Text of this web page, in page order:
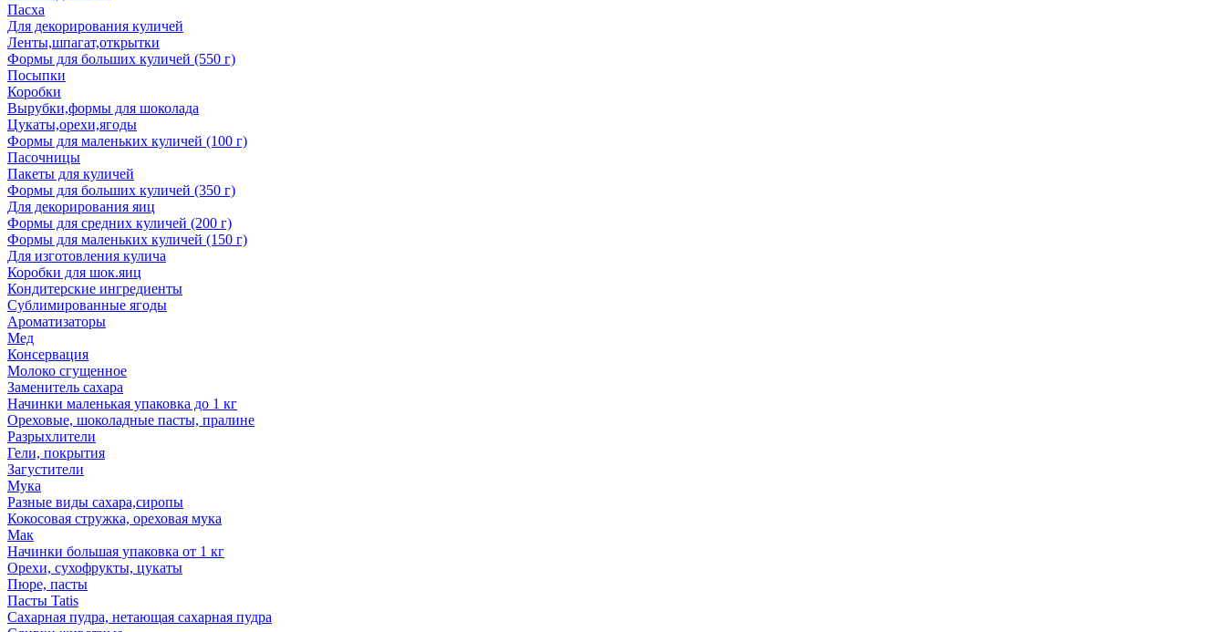
Пасха
Для декорирования куличей
Ленты,шпагат,открытки
Формы для больших куличей (550 г)
Посыпки
Коробки
Вырубки,формы для шоколада
Цукаты,орехи,ягоды
Формы для маленьких куличей (100 г)
Пасочницы
Пакеты для куличей
Формы для больших куличей (350 г)
Для декорирования яиц
Формы для средних куличей (200 г)
Формы для маленьких куличей (150 г)
Для изготовления кулича
Коробки для шок.яиц
Кондитерские ингредиенты
Сублимированные ягоды
Ароматизаторы
Мед
Консервация
Молоко сгущенное
Заменитель сахара
Начинки маленькая упаковка до 1 кг
Ореховые, шоколадные пасты, пралине
Разрыхлители
Гели, покрытия
Загустители
Мука
Разные виды сахара,сиропы
Кокосовая стружка, ореховая мука
Мак
Начинки большая упаковка от 1 кг
Орехи, сухофрукты, цукаты
Пюре, пасты
Пасты Tatis
Сахарная пудра, нетающая сахарная пудра